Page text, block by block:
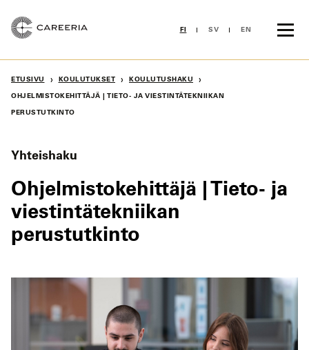
sisältöön
FI SV EN
ETUSIVU › KOULUTUKSET › KOULUTUSHAKU ›
OHJELMISTOKEHITTÄJÄ | TIETO- JA VIESTINTÄTEKNIIKAN
PERUSTUTKINTO
Yhteishaku
Ohjelmistokehittäjä | Tieto- ja
viestintätekniikan
perustutkinto